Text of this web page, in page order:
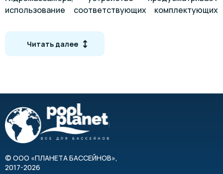
использование соответствующих комплектующих
Агрегат характеризуется своей универсальностью и
простотой установки в любом бассейне.
Возможность встаивания практически в любой
бассейн
Высококачественные материалы
Встроенная фоновая подсветка LED белого цвета
или RGB
Читать далее
© ООО «ПЛАНЕТА БАССЕЙНОВ»,
2017-2026